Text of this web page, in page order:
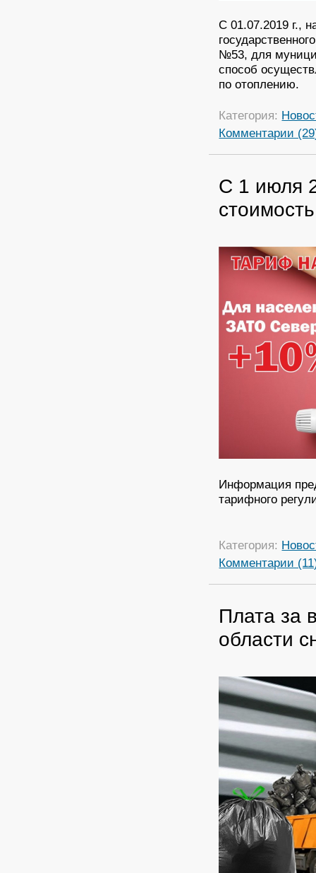
С 01.07.2019 г.,
№53, для
способ
по отоплению.
Категория:
Комментарии
С 1 июля
Информация
тарифного
Категория:
Комментарии
Плата за
области